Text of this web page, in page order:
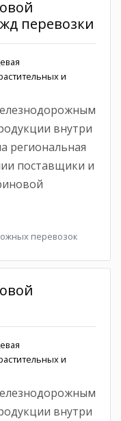
перевозки
и
внутри
региональная
поставщики и
перевозок
и
внутри